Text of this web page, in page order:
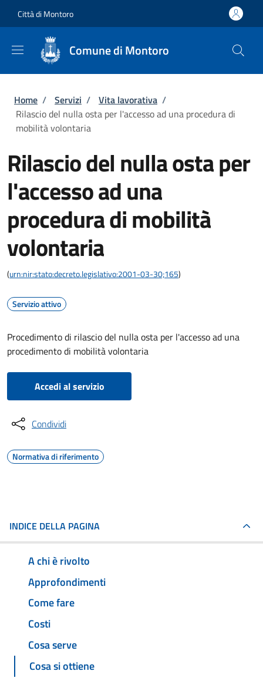
Città di Montoro
Comune di Montoro
Briciole di pane
Home / Servizi / Vita lavorativa /
Rilascio del nulla osta per l'accesso ad una procedura di
mobilità volontaria
Rilascio del nulla osta per
l'accesso ad una
procedura di mobilità
volontaria
(urn:nir:stato:decreto.legislativo:2001-03-30;165)
Servizio attivo
Procedimento di rilascio del nulla osta per l'accesso ad una
procedimento di mobilità volontaria
Accedi al servizio
Condividi
Normativa di riferimento
INDICE DELLA PAGINA
A chi è rivolto
Approfondimenti
Come fare
Costi
Cosa serve
Cosa si ottiene